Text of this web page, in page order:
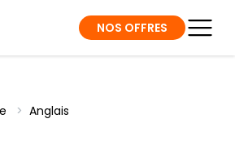
NOS OFFRES
> Anglais